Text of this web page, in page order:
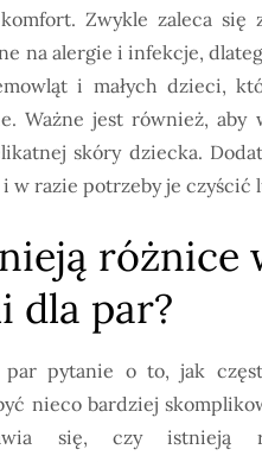
Zwykle zaleca
na alergie i infekcje,
i małych dzieci,
Ważne jest również,
skóry dziecka.
w razie potrzeby je czyścić
różnice
dla par?
pytanie o to, jak
nieco bardziej
się, czy istnieją